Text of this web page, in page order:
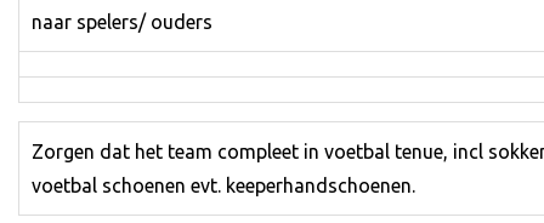
naar spelers/ ouders
Zorgen dat het team compleet in voetbal tenue, incl
voetbal schoenen evt. keeperhandschoenen.